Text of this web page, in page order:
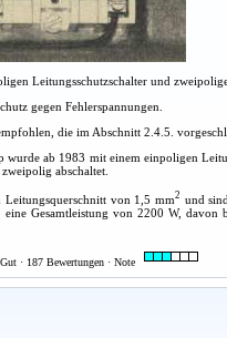
Leitungsschutzschalter und
gegen Fehlerspannungen.
die im Abschnitt 2.4.5.
wurde ab 1983 mit einem einpoligen
abschaltet.
Leitungsquerschnitt von 1,5 mm2 und
Gesamtleistung von 2200 W,
Gut · 187 Bewertungen · Note